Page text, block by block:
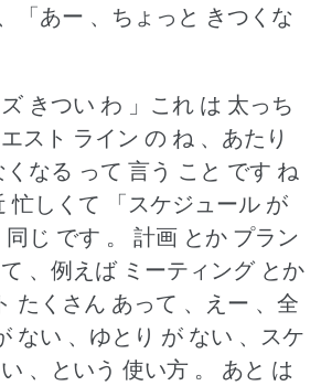
「あー 、ちょっと きつくな
きつい わ 」これ は 太っち
スト ライン の ね 、あたり
なる って 言う こと です ね
忙しくて 「スケジュール が
じ です 。
計画 とか プラン
、例えば ミーティング とか
たくさん あって 、えー 、全
ない 、ゆとり が ない 、スケ
、という 使い方 。
あと は